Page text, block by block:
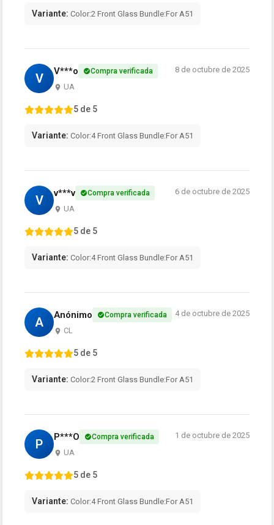
Variante: Color:2 Front Glass Bundle:For A51
V V***o Compra verificada
UA
8 de octubre de 2025
5 de 5
Variante: Color:4 Front Glass Bundle:For A51
V v***v Compra verificada
UA
6 de octubre de 2025
5 de 5
Variante: Color:4 Front Glass Bundle:For A51
A Anónimo Compra verificada
CL
4 de octubre de 2025
5 de 5
Variante: Color:2 Front Glass Bundle:For A51
P P***O Compra verificada
UA
1 de octubre de 2025
5 de 5
Variante: Color:4 Front Glass Bundle:For A51